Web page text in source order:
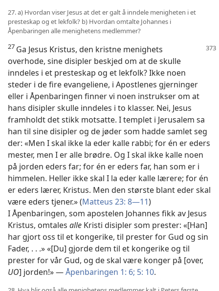
27. a) Hvordan viser Jesus at det er galt å inndele menigheten i et
presteskap og et lekfolk? b) Hvordan omtalte Johannes i
Åpenbaringen alle menighetens medlemmer?
27 Ga Jesus Kristus, den kristne menighets
overhode, sine disipler beskjed om at de skulle
inndeles i et presteskap og et lekfolk? Ikke noen
steder i de fire evangeliene, i Apostlenes gjerninger
eller i Åpenbaringen finner vi noen instrukser om at
hans disipler skulle inndeles i to klasser. Nei, Jesus
framholdt det stikk motsatte. I templet i Jerusalem sa
han til sine disipler og de jøder som hadde samlet seg
der: «Men I skal ikke la eder kalle rabbi; for én er eders
mester, men I er alle brødre. Og I skal ikke kalle noen
på jorden eders far; for én er eders far, han som er i
himmelen. Heller ikke skal I la eder kalle lærere; for én
er eders lærer, Kristus. Men den største blant eder skal
være eders tjener.» (Matteus 23: 8—11)
I Åpenbaringen, som apostelen Johannes fikk av Jesus
Kristus, omtales alle Kristi disipler som prester: «[Han]
har gjort oss til et kongerike, til prester for Gud og sin
Fader, . . .» «[Du] gjorde dem til et kongerike og til
prester for vår Gud, og de skal være konger på [over,
UO] jorden!» —Åpenbaringen 1: 6; 5: 10.